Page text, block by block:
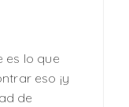
es lo que
eso ¡y
de